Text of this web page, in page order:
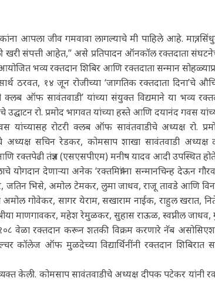
आपला जीव गमवावा लागल्याचे मी पाहिले आहे. मात्र,
संपत्ती आहेत,” असे प्रतिपादन ऑनकॉल रक्तदाता संघटनेचे
भव्य रक्तदान शिबिर आणि रक्तदाता सन्मान
सार्थ ठरवत, १४ जून रोजीच्या ‘जागतिक रक्तदाता दिना’चे
क्लब ऑफ सावंतवाडी’ यांच्या संयुक्त विद्यमाने या भव्य
उद्घाटन रो. प्रमोद भागवत यांच्या हस्ते आणि दयानंद गवस
यांच्यासह रोटरी क्लब ऑफ सावंतवाडीचे अध्यक्ष रो.
अध्यक्ष सचिन रेडकर, कोमसाप शाखा सावंतवाडी
तंत्रज्ञ (एसएसपीएम) मनीष यादव आदी उपस्थित
योगदान देणाऱ्या अनेक ‘रक्तमित्रां’ना सन्मानचिन्ह देऊन
जतिन भिसे, अमोल टेमकर, लुमा जाधव, राजू तावडे आणि
गोवेकर, सागर येराम, सखाराम नाईक, राहुल खरात,
माणगावकर, महेश रेमुळकर, सुहास राऊळ, स्वप्नील
वेळा रक्तदान करून शतकी विक्रम करणारे नॅब
कॉलेज ऑफ मुळदेच्या विद्यार्थिनींनी रक्तदान शिबिरात
व्यक्त केली. कोमसाप सावंतवाडीचे अध्यक्ष दीपक पटेकर